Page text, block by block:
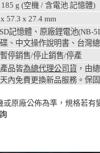
185 g (空機 / 含電池.記憶體)
57.3 x 27.4mm
記憶體、原廠鋰電池(NB-
、中文操作說明書、台灣
停銷售/停止銷售/停產
品皆為總代理公司貨 ，由
內免費更換新品服務。 保
原廠公佈為準，規格若有